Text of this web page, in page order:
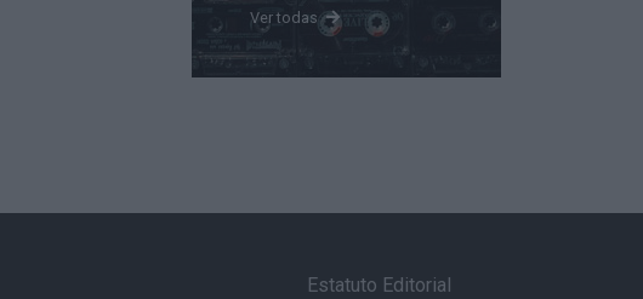
Ver todas
Estatuto Editorial